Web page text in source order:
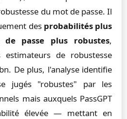
du mot de passe. Il
des probabilités plus
passe plus robustes,
estimateurs de robustesse
De plus, l'analyse identifie
jugés "robustes" par les
mais auxquels PassGPT
élevée — mettant en